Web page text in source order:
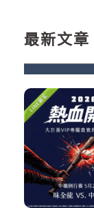
最新文章